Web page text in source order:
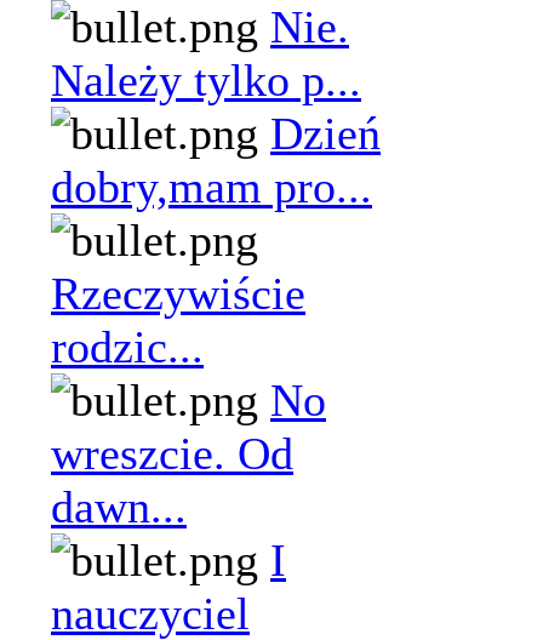
Nie.
Należy tylko p...
Dzień
dobry,mam pro...
Rzeczywiście
rodzic...
No
wreszcie. Od
dawn...
I
nauczyciel